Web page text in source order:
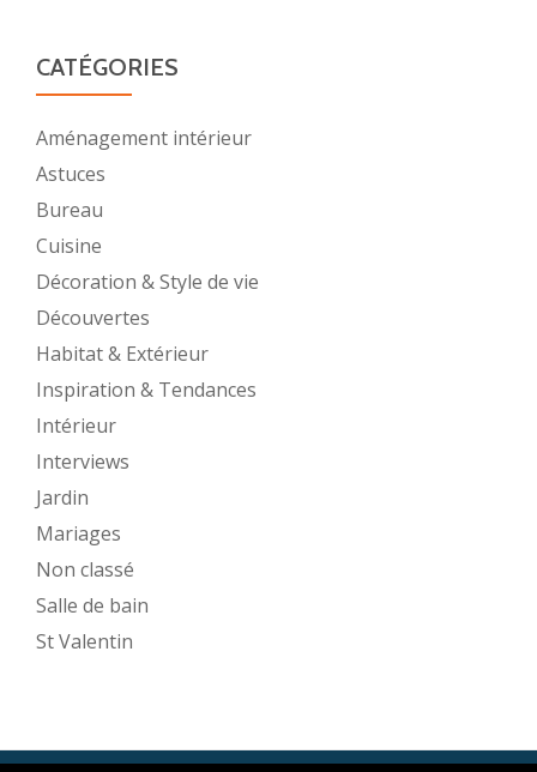
CATÉGORIES
Aménagement intérieur
Astuces
Bureau
Cuisine
Décoration & Style de vie
Découvertes
Habitat & Extérieur
Inspiration & Tendances
Intérieur
Interviews
Jardin
Mariages
Non classé
Salle de bain
St Valentin